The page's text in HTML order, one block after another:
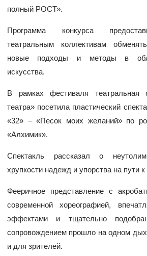
полный РОСТ».
Программа конкурса
театральным коллективам
новые подходы и методы в
искусства.
В рамках фестиваля театральная
театра» посетила пластический
«32» – «Песок моих желаний» по
«Алхимик».
Спектакль рассказал о
хрупкости надежд и упорства на пути
Фееричное представление с
современной хореографией,
эффектами и тщательно
сопровождением прошло на одном
и для зрителей.